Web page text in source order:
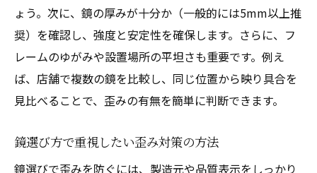
ょう。次に、鏡の厚みが十分か（一般的には5mm以上推
奨）を確認し、強度と安定性を確保します。さらに、フ
レームのゆがみや設置場所の平坦さも重要です。例え
ば、店舗で複数の鏡を比較し、同じ位置から映り具合を
見比べることで、歪みの有無を簡単に判断できます。
鏡選び方で重視したい歪み対策の方法
鏡選びで歪みを防ぐには、製造元や品質表示をしっかり